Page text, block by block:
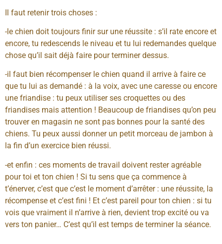
Il faut retenir trois choses :
-le chien doit toujours finir sur une réussite : s’il rate encore et
encore, tu redescends le niveau et tu lui redemandes quelque
chose qu’il sait déjà faire pour terminer dessus.
-il faut bien récompenser le chien quand il arrive à faire ce
que tu lui as demandé : à la voix, avec une caresse ou encore
une friandise : tu peux utiliser ses croquettes ou des
friandises mais attention ! Beaucoup de friandises qu’on peu
trouver en magasin ne sont pas bonnes pour la santé des
chiens. Tu peux aussi donner un petit morceau de jambon à
la fin d’un exercice bien réussi.
-et enfin : ces moments de travail doivent rester agréable
pour toi et ton chien ! Si tu sens que ça commence à
t’énerver, c’est que c’est le moment d’arrêter : une réussite, la
récompense et c’est fini ! Et c’est pareil pour ton chien : si tu
vois que vraiment il n’arrive à rien, devient trop excité ou va
vers ton panier… C’est qu’il est temps de terminer la séance.